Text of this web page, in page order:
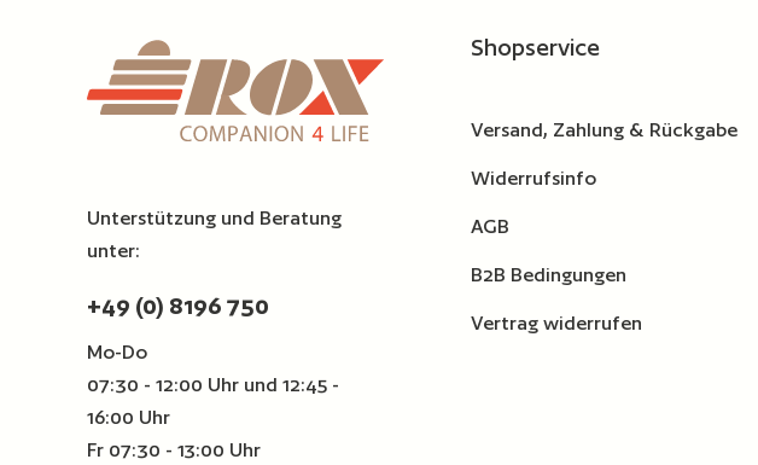
Unterstützung und Beratung
unter:
+49 (0) 8196 750
Mo-Do
07:30 - 12:00 Uhr und 12:45 -
16:00 Uhr
Fr 07:30 - 13:00 Uhr
Shopservice
Versand, Zahlung & Rückgabe
Widerrufsinfo
AGB
B2B Bedingungen
Vertrag widerrufen